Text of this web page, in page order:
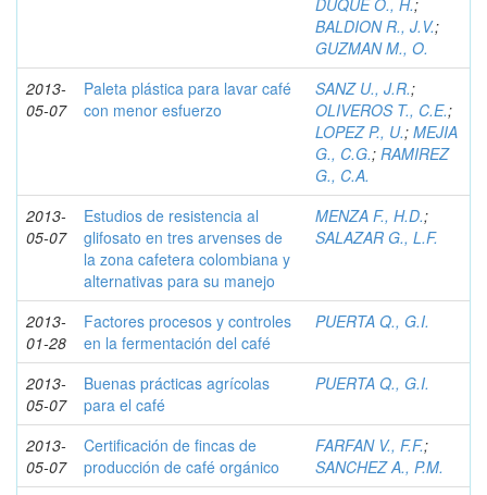
DUQUE O., H.;
BALDION R., J.V.;
GUZMAN M., O.
2013-
05-07
Paleta plástica para lavar café
con menor esfuerzo
SANZ U., J.R.;
OLIVEROS T., C.E.;
LOPEZ P., U.; MEJIA
G., C.G.; RAMIREZ
G., C.A.
2013-
05-07
Estudios de resistencia al
glifosato en tres arvenses de
la zona cafetera colombiana y
alternativas para su manejo
MENZA F., H.D.;
SALAZAR G., L.F.
2013-
01-28
Factores procesos y controles
en la fermentación del café
PUERTA Q., G.I.
2013-
05-07
Buenas prácticas agrícolas
para el café
PUERTA Q., G.I.
2013-
05-07
Certificación de fincas de
producción de café orgánico
FARFAN V., F.F.;
SANCHEZ A., P.M.